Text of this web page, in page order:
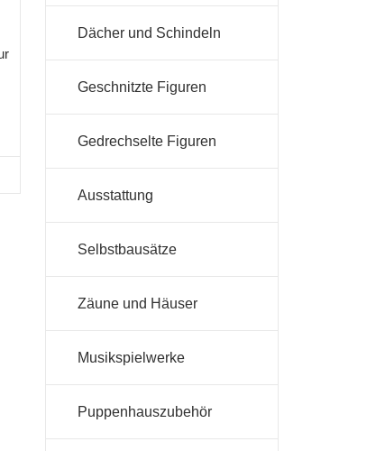
Dächer und Schindeln
Geschnitzte Figuren
Gedrechselte Figuren
Ausstattung
Selbstbausätze
Zäune und Häuser
Musikspielwerke
Puppenhauszubehör